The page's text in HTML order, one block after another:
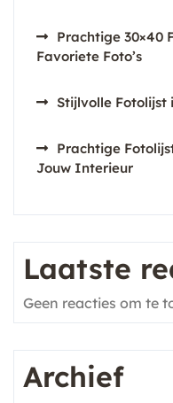
Prachtige 30×40
Favoriete Foto’s
Stijlvolle Fotolijst
Prachtige
Jouw Interieur
Laatste
Geen reacties om te
Archief